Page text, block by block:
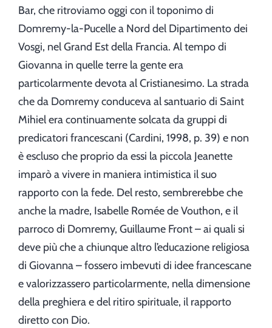
Bar, che ritroviamo oggi con il toponimo di
Domremy-la-Pucelle a Nord del Dipartimento dei
Vosgi, nel Grand Est della Francia. Al tempo di
Giovanna in quelle terre la gente era
particolarmente devota al Cristianesimo. La strada
che da Domremy conduceva al santuario di Saint
Mihiel era continuamente solcata da gruppi di
predicatori francescani (Cardini, 1998, p. 39) e non
è escluso che proprio da essi la piccola Jeanette
imparò a vivere in maniera intimistica il suo
rapporto con la fede. Del resto, sembrerebbe che
anche la madre, Isabelle Romée de Vouthon, e il
parroco di Domremy, Guillaume Front – ai quali si
deve più che a chiunque altro l’educazione religiosa
di Giovanna – fossero imbevuti di idee francescane
e valorizzassero particolarmente, nella dimensione
della preghiera e del ritiro spirituale, il rapporto
diretto con Dio.